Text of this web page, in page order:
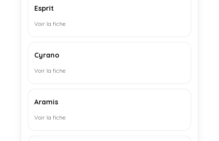
Esprit
Voir la fiche
Cyrano
Voir la fiche
Aramis
Voir la fiche